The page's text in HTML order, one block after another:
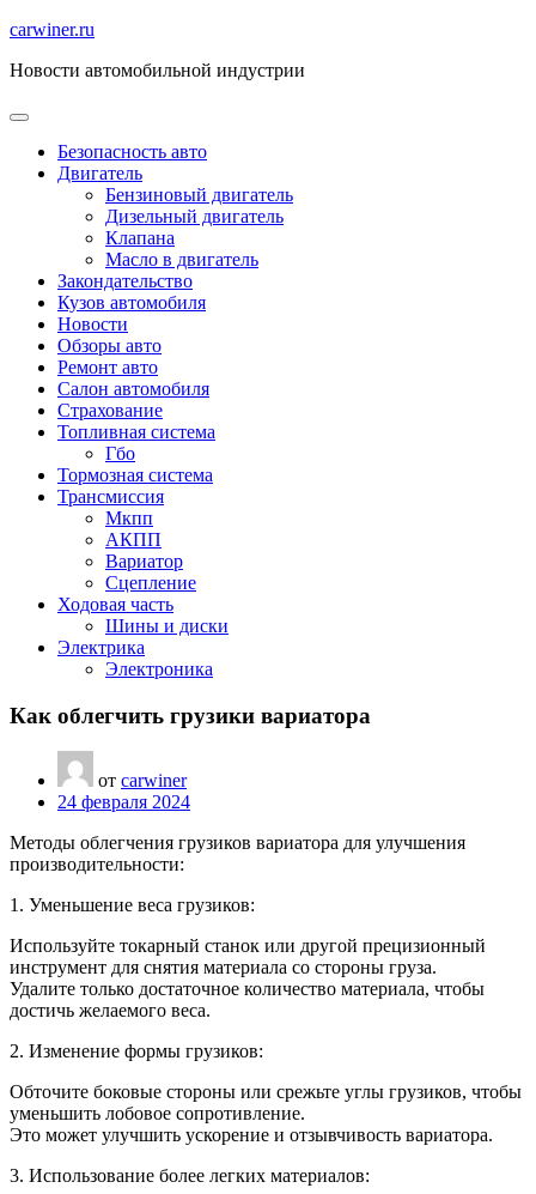
Перейти
содержимому
carwiner.ru
Новости автомобильной индустрии
Безопасность авто
Двигатель
Бензиновый двигатель
Дизельный двигатель
Клапана
Масло в двигатель
Закондательство
Кузов автомобиля
Новости
Обзоры авто
Ремонт авто
Салон автомобиля
Страхование
Топливная система
Гбо
Тормозная система
Трансмиссия
Мкпп
АКПП
Вариатор
Сцепление
Ходовая часть
Шины и диски
Электрика
Электроника
Как облегчить грузики вариатора
от carwiner
24 февраля 2024
Методы облегчения грузиков вариатора для улучшения
производительности:
1. Уменьшение веса грузиков:
Используйте токарный станок или другой прецизионный
инструмент для снятия материала со стороны груза.
Удалите только достаточное количество материала, чтобы
достичь желаемого веса.
2. Изменение формы грузиков:
Обточите боковые стороны или срежьте углы грузиков, чтобы
уменьшить лобовое сопротивление.
Это может улучшить ускорение и отзывчивость вариатора.
3. Использование более легких материалов: